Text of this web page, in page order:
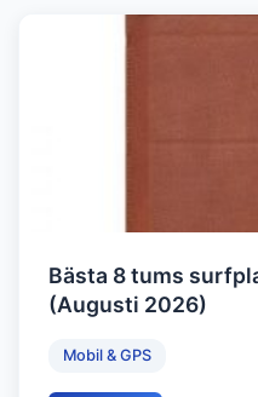
Bästa 8 tums
(Augusti 2026)
Mobil & GPS